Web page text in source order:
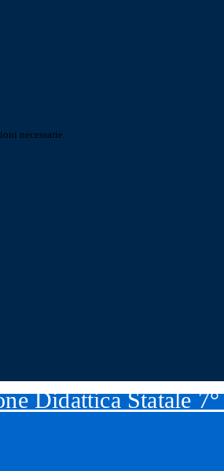
necessarie.
Didattica Statale